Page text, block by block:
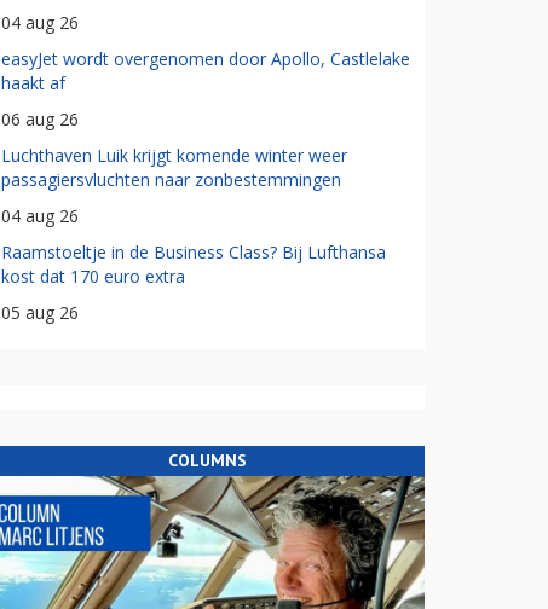
04 aug 26
easyJet wordt overgenomen door Apollo, Castlelake
haakt af
06 aug 26
Luchthaven Luik krijgt komende winter weer
passagiersvluchten naar zonbestemmingen
04 aug 26
Raamstoeltje in de Business Class? Bij Lufthansa
kost dat 170 euro extra
05 aug 26
COLUMNS